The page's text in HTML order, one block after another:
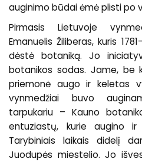
auginimo būdai ėmė plisti po
Pirmasis Lietuvoje
Emanuelis Žiliberas, kuris
dėstė botaniką. Jo
botanikos sodas. Jame, be
priemonė augo ir keletas
vynmedžiai buvo
tarpukariu – Kauno
entuziastų, kurie augino ir
Tarybiniais laikais didelį
Juodupės miestelio. Jo